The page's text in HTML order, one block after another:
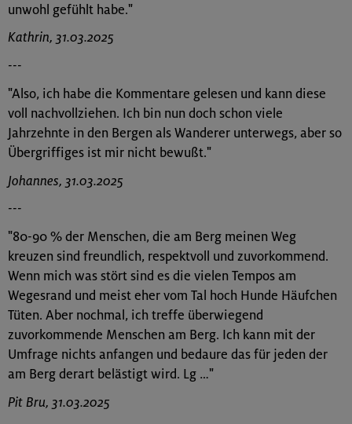
unwohl gefühlt habe."
Kathrin, 31.03.2025
---
"Also, ich habe die Kommentare gelesen und kann diese
voll nachvollziehen. Ich bin nun doch schon viele
Jahrzehnte in den Bergen als Wanderer unterwegs, aber so
Übergriffiges ist mir nicht bewußt."
Johannes, 31.03.2025
---
"80-90 % der Menschen, die am Berg meinen Weg
kreuzen sind freundlich, respektvoll und zuvorkommend.
Wenn mich was stört sind es die vielen Tempos am
Wegesrand und meist eher vom Tal hoch Hunde Häufchen
Tüten. Aber nochmal, ich treffe überwiegend
zuvorkommende Menschen am Berg. Ich kann mit der
Umfrage nichts anfangen und bedaure das für jeden der
am Berg derart belästigt wird. Lg …"
Pit Bru, 31.03.2025